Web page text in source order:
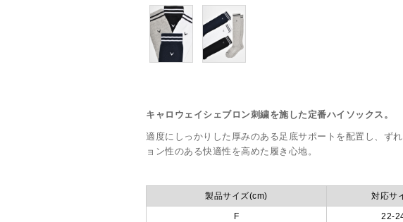
キャロウェイシェブロン刺繍を施した定番ハイソックス。
適度にしっかりした厚みのある足底サポートを配置し、ず
ョン性のある快適性を高めた履き心地。
製品サイズ(cm) 対応サ
F 22-